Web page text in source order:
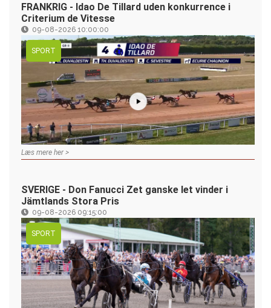
FRANKRIG - Idao De Tillard uden konkurrence i
Criterium de Vitesse
09-08-2026 10:00:00
SPORT
Læs mere her >
SVERIGE - Don Fanucci Zet ganske let vinder i
Jämtlands Stora Pris
09-08-2026 09:15:00
SPORT